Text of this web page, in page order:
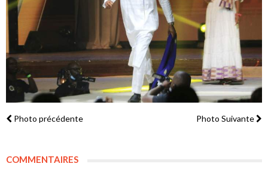
Photo précédente Photo Suivante
COMMENTAIRES